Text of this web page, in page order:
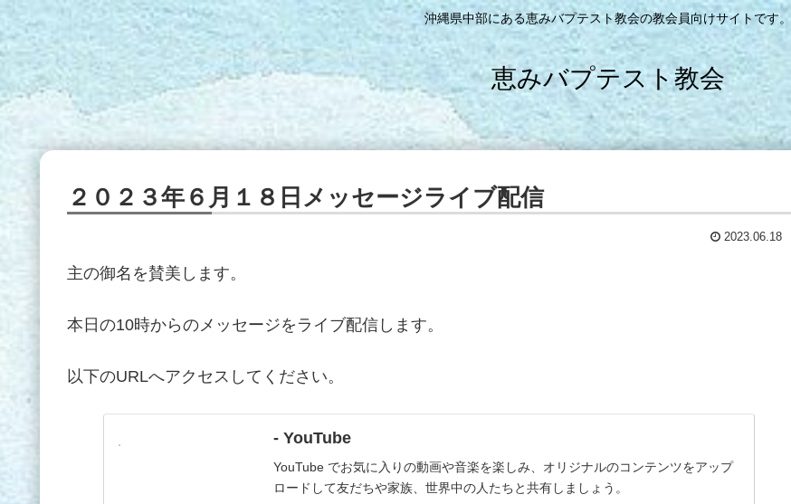
沖縄県中部にある恵みバプテスト教会の教会員向けサイトです。
恵みバプテスト教会
２０２３年６月１８日メッセージライブ配信
2023.06.18
主の御名を賛美します。
本日の10時からのメッセージをライブ配信します。
以下のURLへアクセスしてください。
- YouTube
YouTube でお気に入りの動画や音楽を楽しみ、オリジナルのコンテンツをアップ
ロードして友だちや家族、世界中の人たちと共有しましょう。